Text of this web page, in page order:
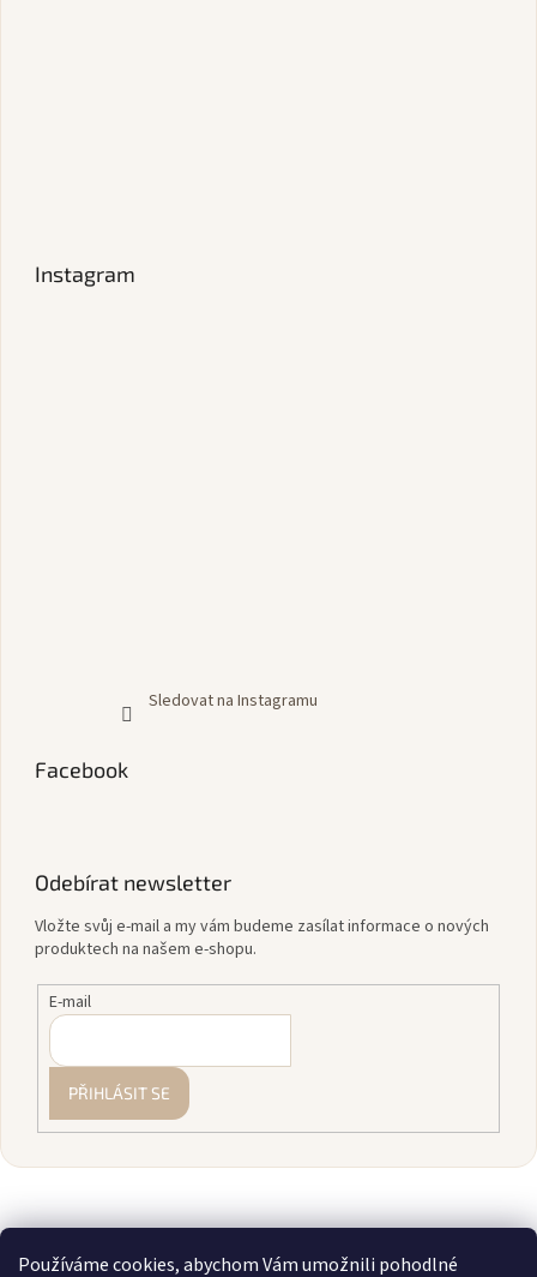
Používáme cookies, abychom Vám umožnili pohodlné
Instagram
Sledovat na Instagramu
Facebook
Odebírat newsletter
Vložte svůj e-mail a my vám budeme zasílat informace o nových
produktech na našem e-shopu.
E-mail
PŘIHLÁSIT SE